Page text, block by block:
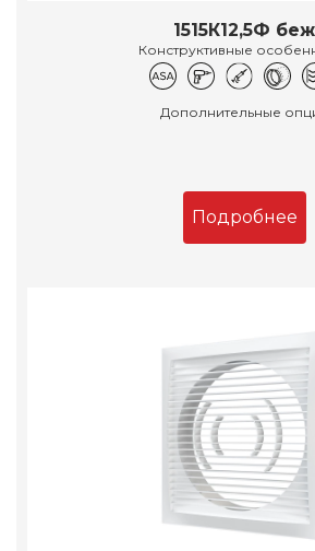
1515К12,5Ф беж
Конструктивные
Дополнительные
Подробнее